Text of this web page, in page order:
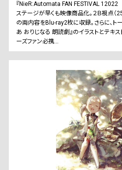
『NieR:Automata FAN FESTIVAL 12022
ステージが早くも映像商品化。２Ｂ視点（
の両内容をBlu-ray2枚に収録。さらに、ト
あ おりじなる 朗読劇』のイラストとテキ
ーズファン必携...